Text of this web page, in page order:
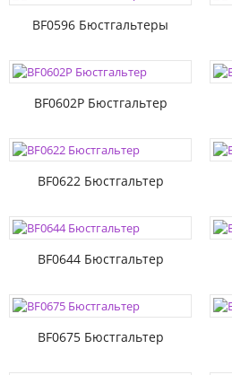
BF0596 Бюстгальтеры
BF0602P Бюстгальтер
BF0622 Бюстгальтер
BF0644 Бюстгальтер
BF0675 Бюстгальтер